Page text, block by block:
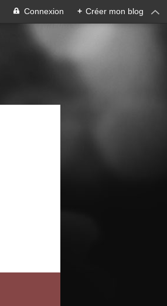
Connexion + Créer mon blog